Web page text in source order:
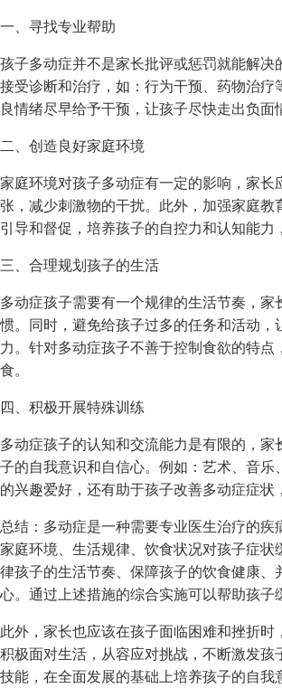
一、寻找专业帮助
孩子多动症并不是家长批评或惩罚就能解
接受诊断和治疗，如：行为干预、药物治
良情绪尽早给予干预，让孩子尽快走出负
二、创造良好家庭环境
家庭环境对孩子多动症有一定的影响，家
张，减少刺激物的干扰。此外，加强家庭
引导和督促，培养孩子的自控力和认知能
三、合理规划孩子的生活
多动症孩子需要有一个规律的生活节奏，
惯。同时，避免给孩子过多的任务和活动
力。针对多动症孩子不善于控制食欲的特
食。
四、积极开展特殊训练
多动症孩子的认知和交流能力是有限的，
子的自我意识和自信心。例如：艺术、音
的兴趣爱好，还有助于孩子改善多动症症状
总结：多动症是一种需要专业医生治疗的
家庭环境、生活规律、饮食状况对孩子症
律孩子的生活节奏、保障孩子的饮食健康
心。通过上述措施的综合实施可以帮助孩
此外，家长也应该在孩子面临困难和挫折
积极面对生活，从容应对挑战，不断激发
技能，在全面发展的基础上培养孩子的自我